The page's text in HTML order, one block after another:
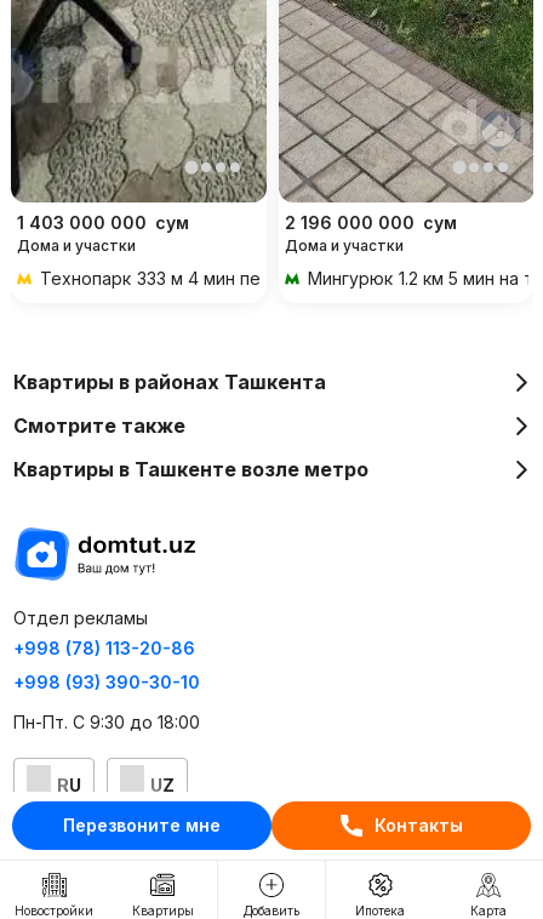
Перезвоните мне Контакты
1 403 000 000 сум
Дома и участки
Технопарк 333 м 4 мин пешком
2 196 000 000 сум
Дома и участки
Мингурюк 1.2 км 5 мин на
Новостройки Квартиры Добавить Ипотека Карта
Квартиры в районах Ташкента
Смотрите также
Квартиры в Ташкенте возле метро
Отдел рекламы
+998 (78) 113-20-86
+998 (93) 390-30-10
Пн-Пт. С 9:30 до 18:00
RU UZ
Контакты
О проекте